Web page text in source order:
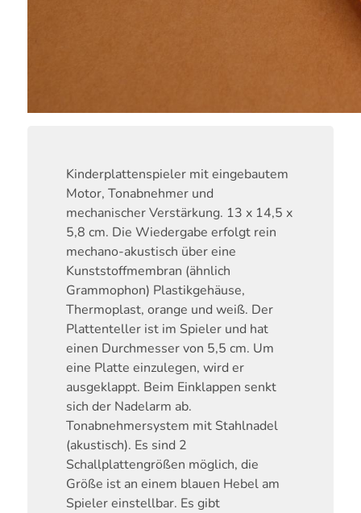
Kinderplattenspieler mit eingebautem
Motor, Tonabnehmer und
mechanischer Verstärkung. 13 x 14,5 x
5,8 cm. Die Wiedergabe erfolgt rein
mechano-akustisch über eine
Kunststoffmembran (ähnlich
Grammophon) Plastikgehäuse,
Thermoplast, orange und weiß. Der
Plattenteller ist im Spieler und hat
einen Durchmesser von 5,5 cm. Um
eine Platte einzulegen, wird er
ausgeklappt. Beim Einklappen senkt
sich der Nadelarm ab.
Tonabnehmersystem mit Stahlnadel
(akustisch). Es sind 2
Schallplattengrößen möglich, die
Größe ist an einem blauen Hebel am
Spieler einstellbar. Es gibt